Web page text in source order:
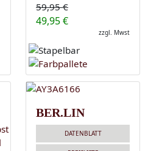
59,95 €
49,95 €
zzgl. Mwst
BER.LIN
DATENBLATT